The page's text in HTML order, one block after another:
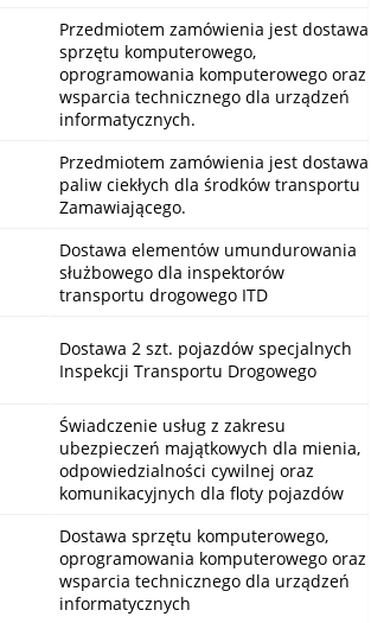
Przedmiotem zamówienia jest dostawa
sprzętu komputerowego,
oprogramowania komputerowego oraz
wsparcia technicznego dla urządzeń
informatycznych.
Przedmiotem zamówienia jest dostawa
paliw ciekłych dla środków transportu
Zamawiającego.
Dostawa elementów umundurowania
służbowego dla inspektorów
transportu drogowego ITD
Dostawa 2 szt. pojazdów specjalnych
Inspekcji Transportu Drogowego
Świadczenie usług z zakresu
ubezpieczeń majątkowych dla mienia,
odpowiedzialności cywilnej oraz
komunikacyjnych dla floty pojazdów
Dostawa sprzętu komputerowego,
oprogramowania komputerowego oraz
wsparcia technicznego dla urządzeń
informatycznych